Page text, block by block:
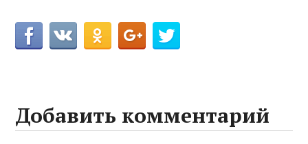
Добавить комментарий